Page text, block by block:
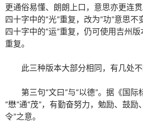
更通俗易懂、朗朗上口，意思亦更连
四十字中的“光”重复，改为“功”意思不
四十字中的“运”重复，仍可使用吉州版
重复。
此三种版本大部分相同，有几处不
第三句“文曰”与“以德”。据《国际
“懋”通“茂”，有勤奋努力，勉励、鼓励
令”之意。